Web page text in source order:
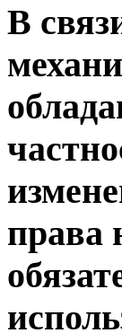
В
права